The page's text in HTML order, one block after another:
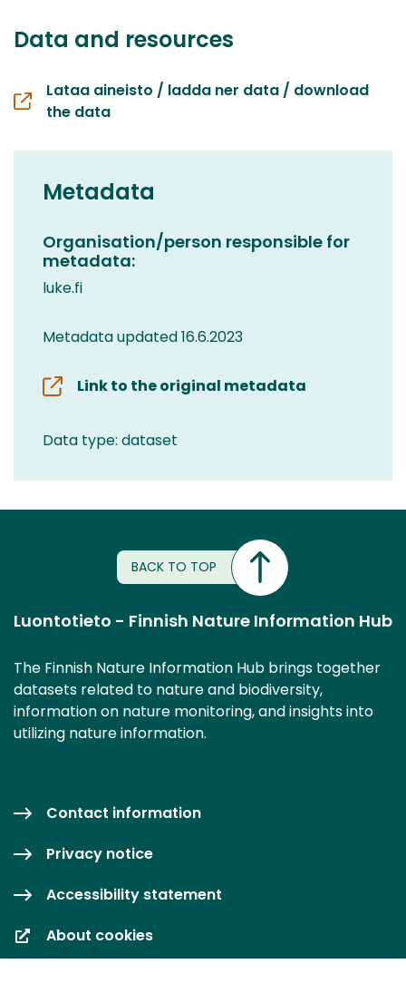
Data and resources
Lataa aineisto / ladda ner data / download
the data
Metadata
Organisation/person responsible for
metadata:
luke.fi
Metadata updated 16.6.2023
Link to the original metadata
Data type: dataset
BACK TO TOP
Luontotieto - Finnish Nature Information Hub
The Finnish Nature Information Hub brings together
datasets related to nature and biodiversity,
information on nature monitoring, and insights into
utilizing nature information.
Contact information
Privacy notice
Accessibility statement
About cookies